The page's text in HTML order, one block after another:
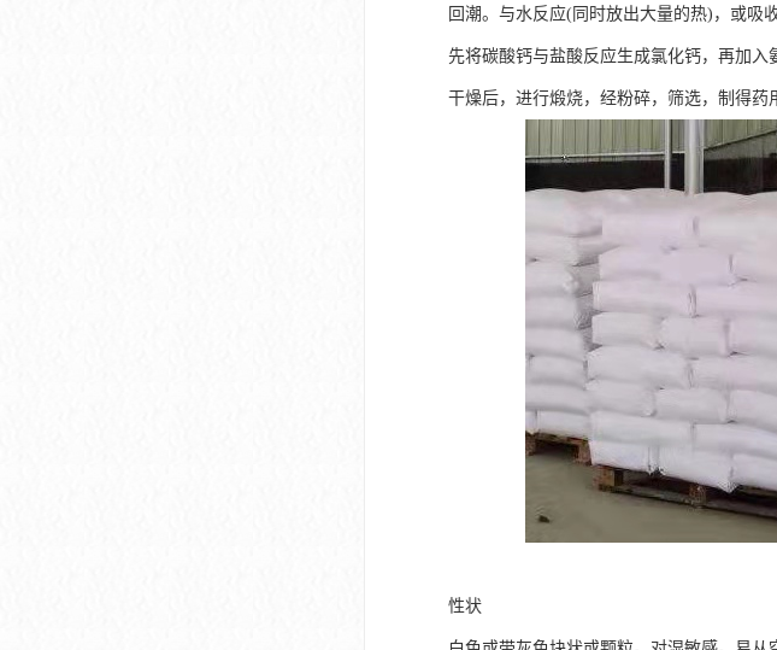
回潮。与水反应(同时放出大量的热)，或吸
先将碳酸钙与盐酸反应生成氯化钙，再加入
干燥后，进行煅烧，经粉碎，筛选，制得药
性状